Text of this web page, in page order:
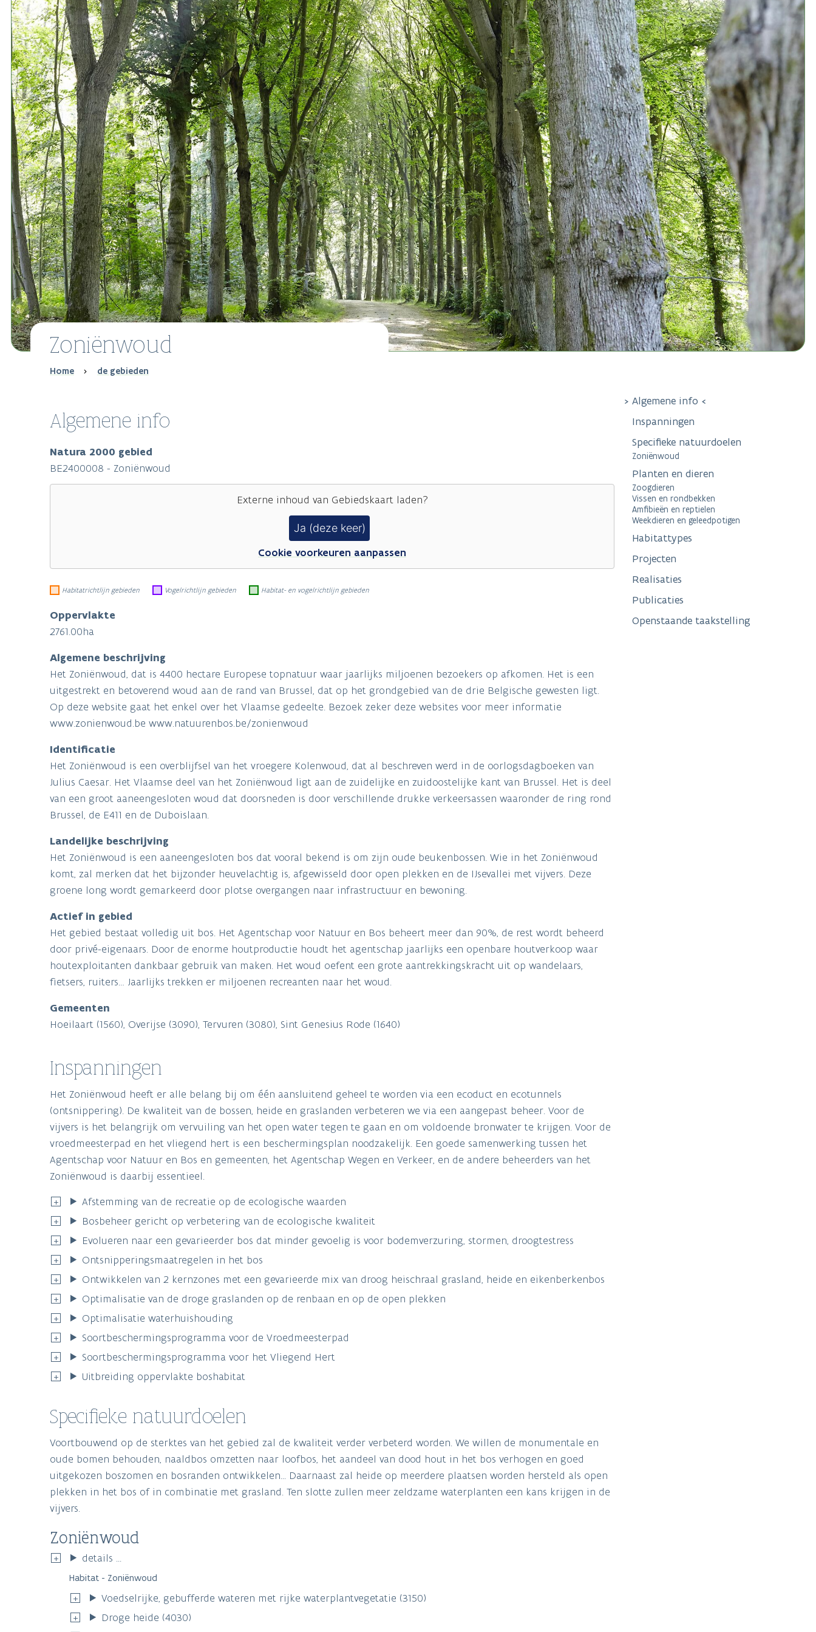
Zoniënwoud
Breadcrumb
Home de gebieden
Algemene info
Natura 2000 gebied
BE2400008 - Zoniënwoud
Externe inhoud van Gebiedskaartladen?
Ja (deze keer)
Cookie voorkeuren aanpassen
Habitatrichtlijn gebieden Vogelrichtlijn gebieden Habitat- en vogelrichtlijn gebieden
Oppervlakte
2761.00ha
Algemene beschrijving
Het Zoniënwoud, dat is 4400 hectare Europese topnatuur waar jaarlijks miljoenen bezoekers op afkomen. Het is een
uitgestrekt en betoverend woud aan de rand van Brussel, dat op het grondgebied van de drie Belgische gewesten ligt.
Op deze website gaat het enkel over het Vlaamse gedeelte. Bezoek zeker deze websites voor meer informatie
www.zonienwoud.be www.natuurenbos.be/zonienwoud
Identificatie
Het Zoniënwoud is een overblijfsel van het vroegere Kolenwoud, dat al beschreven werd in de oorlogsdagboeken van
Julius Caesar. Het Vlaamse deel van het Zoniënwoud ligt aan de zuidelijke en zuidoostelijke kant van Brussel. Het is deel
van een groot aaneengesloten woud dat doorsneden is door verschillende drukke verkeersassen waaronder de ring rond
Brussel, de E411 en de Duboislaan.
Landelijke beschrijving
Het Zoniënwoud is een aaneengesloten bos dat vooral bekend is om zijn oude beukenbossen. Wie in het Zoniënwoud
komt, zal merken dat het bijzonder heuvelachtig is, afgewisseld door open plekken en de IJsevallei met vijvers. Deze
groene long wordt gemarkeerd door plotse overgangen naar infrastructuur en bewoning.
Actief in gebied
Het gebied bestaat volledig uit bos. Het Agentschap voor Natuur en Bos beheert meer dan 90%, de rest wordt beheerd
door privé-eigenaars. Door de enorme houtproductie houdt het agentschap jaarlijks een openbare houtverkoop waar
houtexploitanten dankbaar gebruik van maken. Het woud oefent een grote aantrekkingskracht uit op wandelaars,
fietsers, ruiters… Jaarlijks trekken er miljoenen recreanten naar het woud.
Gemeenten
Hoeilaart (1560), Overijse (3090), Tervuren (3080), Sint Genesius Rode (1640)
Inspanningen
Het Zoniënwoud heeft er alle belang bij om één aansluitend geheel te worden via een ecoduct en ecotunnels
(ontsnippering). De kwaliteit van de bossen, heide en graslanden verbeteren we via een aangepast beheer. Voor de
vijvers is het belangrijk om vervuiling van het open water tegen te gaan en om voldoende bronwater te krijgen. Voor de
vroedmeesterpad en het vliegend hert is een beschermingsplan noodzakelijk. Een goede samenwerking tussen het
Agentschap voor Natuur en Bos en gemeenten, het Agentschap Wegen en Verkeer, en de andere beheerders van het
Zoniënwoud is daarbij essentieel.
Afstemming van de recreatie op de ecologische waarden
Bosbeheer gericht op verbetering van de ecologische kwaliteit
Evolueren naar een gevarieerder bos dat minder gevoelig is voor bodemverzuring, stormen, droogtestress
Ontsnipperingsmaatregelen in het bos
Ontwikkelen van 2 kernzones met een gevarieerde mix van droog heischraal grasland, heide en eikenberkenbos
Optimalisatie van de droge graslanden op de renbaan en op de open plekken
Optimalisatie waterhuishouding
Soortbeschermingsprogramma voor de Vroedmeesterpad
Soortbeschermingsprogramma voor het Vliegend Hert
Uitbreiding oppervlakte boshabitat
Specifieke natuurdoelen
Voortbouwend op de sterktes van het gebied zal de kwaliteit verder verbeterd worden. We willen de monumentale en
oude bomen behouden, naaldbos omzetten naar loofbos, het aandeel van dood hout in het bos verhogen en goed
uitgekozen boszomen en bosranden ontwikkelen... Daarnaast zal heide op meerdere plaatsen worden hersteld als open
plekken in het bos of in combinatie met grasland. Ten slotte zullen meer zeldzame waterplanten een kans krijgen in de
vijvers.
Zoniënwoud
details ...
Habitat - Zoniënwoud
Voedselrijke, gebufferde wateren met rijke waterplantvegetatie (3150)
Droge heide (4030)
Algemene info
Inspanningen
Specifieke natuurdoelen
Zoniënwoud
Planten en dieren
Zoogdieren
Vissen en rondbekken
Amfibieën en reptielen
Weekdieren en geleedpotigen
Habitattypes
Projecten
Realisaties
Publicaties
Openstaande taakstelling